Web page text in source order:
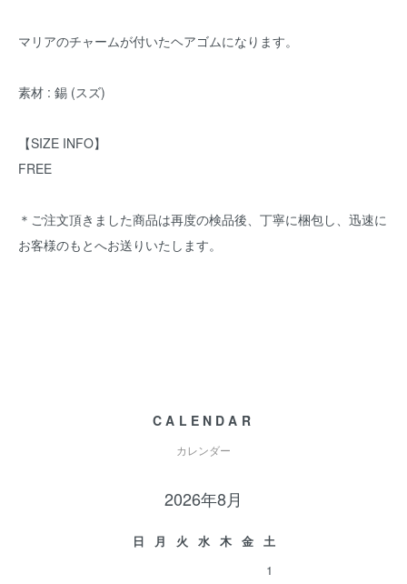
マリアのチャームが付いたヘアゴムになります。
素材 : 錫 (スズ)
【SIZE INFO】
FREE
＊ご注文頂きました商品は再度の検品後、丁寧に梱包し、迅速に
お客様のもとへお送りいたします。
CALENDAR
カレンダー
2026年8月
日 月 火 水 木 金
土
1